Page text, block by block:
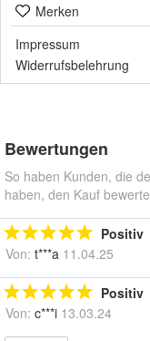
Merken
Impressum
Widerrufsbelehrung
Bewertungen
So haben Kunden, die
haben, den Kauf
Positiv
Von: t***a 11.04.25
Positiv
Von: c***i 13.03.24